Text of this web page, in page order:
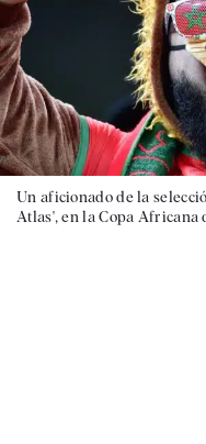
Un aficionado de la
Atlas', en la Copa Africana